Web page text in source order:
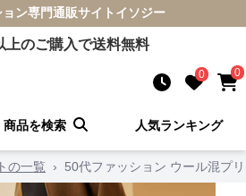
ン専門通販サイト イソジー
上のご購入で送料無料
0 0
商品を検索 人気ランキング
の一覧 › 50代ファッション ウール混プ